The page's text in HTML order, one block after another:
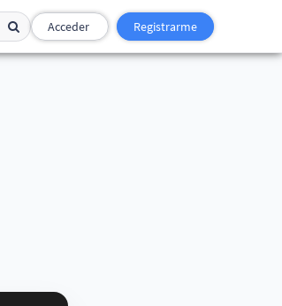
Acceder Registrarme